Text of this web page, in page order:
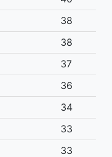
38
38
37
36
34
33
33